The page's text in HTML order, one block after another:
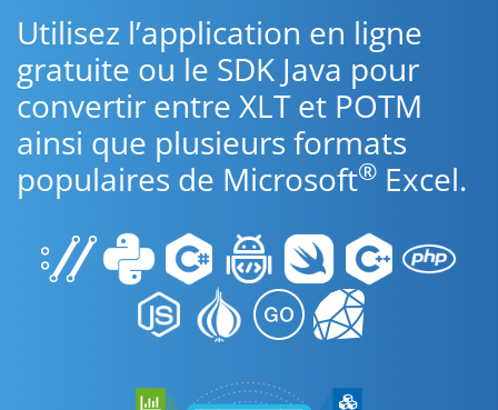
Utilisez l’application en ligne
gratuite ou le SDK Java pour
convertir entre XLT et POTM
ainsi que plusieurs formats
populaires de Microsoft® Excel.